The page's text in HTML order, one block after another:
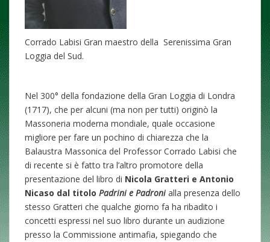
Corrado Labisi Gran maestro della Serenissima Gran
Loggia del Sud.
Nel 300° della fondazione della Gran Loggia di Londra
(1717), che per alcuni (ma non per tutti) originò la
Massoneria moderna mondiale, quale occasione
migliore per fare un pochino di chiarezza che la
Balaustra Massonica del Professor Corrado Labisi che
di recente si è fatto tra l’altro promotore della
presentazione del libro di Nicola Gratteri e Antonio
Nicaso dal titolo Padrini e Padronialla presenza dello
stesso Gratteri che qualche giorno fa ha ribadito i
concetti espressi nel suo libro durante un audizione
presso la Commissione antimafia, spiegando che